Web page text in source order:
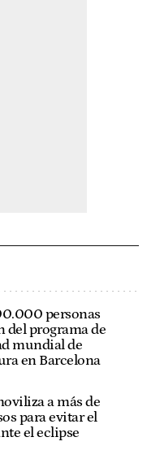
personas
del programa de
mundial de
en Barcelona
a más de
para evitar el
el eclipse